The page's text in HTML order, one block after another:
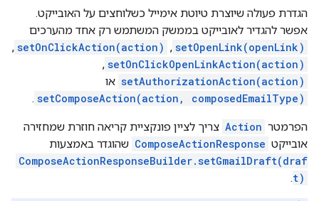
הגדרת פעולה שיוצרת טיוטת אימייל כשלוחצים על האובייקט.
אפשר להגדיר לאובייקט בממשק המשתמש רק אחד מהערכים
setOpenLink(openLink)
,‏
setOnClickAction(action)
,‏
setOnClickOpenLinkAction(action)
,‏
setAuthorizationAction(action) או
setComposeAction(action, composedEmailType)
.
הפרמטר Action צריך לציין פונקציית קריאה חוזרת שמחזירה
אובייקט ComposeActionResponse שהוגדר באמצעות
ComposeActionResponseBuilder.setGmailDraft(draf
t)
.